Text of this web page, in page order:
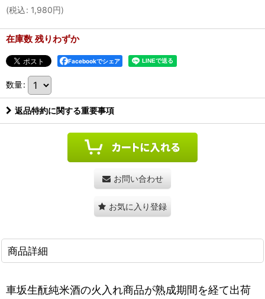
(税込: 1,980円)
在庫数 残りわずか
Facebookでシェア
数量:
返品特約に関する重要事項
お問い合わせ
お気に入り登録
商品詳細
車坂生酛純米酒の火入れ商品が熟成期間を経て出荷